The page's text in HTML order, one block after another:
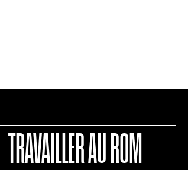
TRAVAILLER AU ROM